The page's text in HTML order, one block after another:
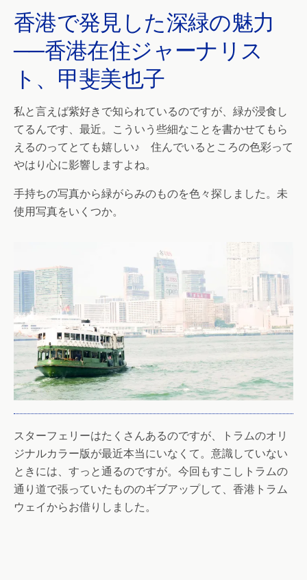
香港で発見した深緑の魅力
──香港在住ジャーナリス
ト、甲斐美也子
私と言えば紫好きで知られているのですが、緑が浸食し
てるんです、最近。こういう些細なことを書かせてもら
えるのってとても嬉しい♪ 住んでいるところの色彩って
やはり心に影響しますよね。
手持ちの写真から緑がらみのものを色々探しました。未
使用写真をいくつか。
スターフェリーはたくさんあるのですが、トラムのオリ
ジナルカラー版が最近本当にいなくて。意識していない
ときには、すっと通るのですが。今回もすこしトラムの
通り道で張っていたもののギブアップして、香港トラム
ウェイからお借りしました。